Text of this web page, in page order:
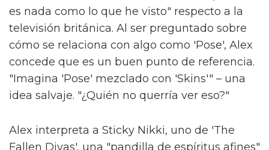
es nada como lo que he visto" respecto a la
televisión británica. Al ser preguntado sobre
cómo se relaciona con algo como 'Pose', Alex
concede que es un buen punto de referencia.
"Imagina 'Pose' mezclado con 'Skins'" – una
idea salvaje. "¿Quién no querría ver eso?"
Alex interpreta a Sticky Nikki, uno de 'The
Fallen Divas', una "pandilla de espíritus afines"